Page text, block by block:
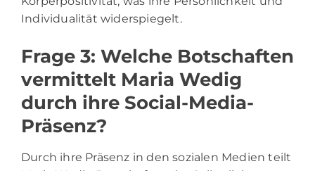
Individualität widerspiegelt.
Frage 3: Welche Botschaften
vermittelt Maria Wedig
durch ihre Social-Media-
Präsenz?
Durch ihre Präsenz in den sozialen Medien teilt